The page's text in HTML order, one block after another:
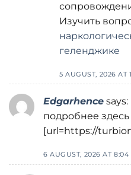
Изучить
геленджике
5 AUGUST, 2026 AT
Edgarhence says:
подробнее здесь
[url=https://
6 AUGUST, 2026 AT 8:04